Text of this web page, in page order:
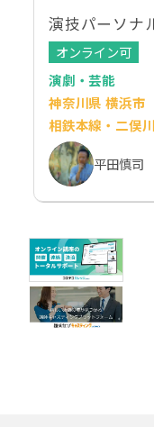
演技パーソナ
オンライン可
演劇・芸能
神奈川県 横浜市
相鉄本線・二俣
平田慎司